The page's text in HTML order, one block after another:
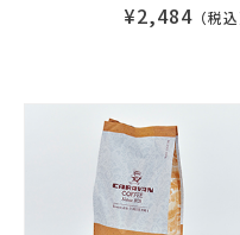
¥2,484 （税込